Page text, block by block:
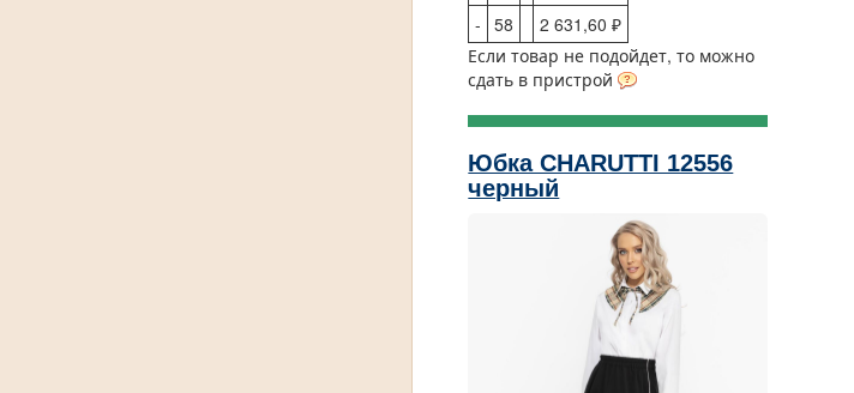
-
58
2 631,60 ₽
Если товар не подойдет, то можно
сдать в пристрой
Юбка CHARUTTI 12556
черный